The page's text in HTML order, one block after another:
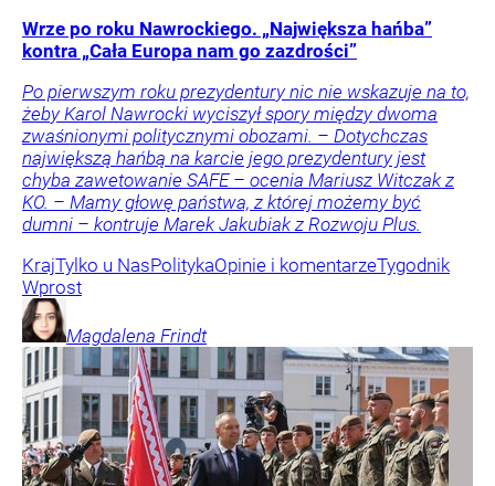
Wrze po roku Nawrockiego. „Największa hańba”
kontra „Cała Europa nam go zazdrości”
Po pierwszym roku prezydentury nic nie wskazuje na to,
żeby Karol Nawrocki wyciszył spory między dwoma
zwaśnionymi politycznymi obozami. – Dotychczas
największą hańbą na karcie jego prezydentury jest
chyba zawetowanie SAFE – ocenia Mariusz Witczak z
KO. – Mamy głowę państwa, z której możemy być
dumni – kontruje Marek Jakubiak z Rozwoju Plus.
KrajTylko u NasPolitykaOpinie i komentarzeTygodnik
Wprost
Magdalena Frindt